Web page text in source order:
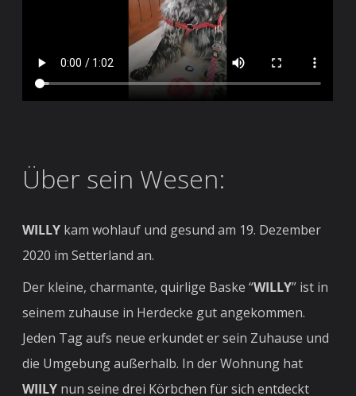
Über sein Wesen:
WILLY kam wohlauf und gesund am 19. Dezember
2020 im Setterland an.
Der kleine, charmante, quirlige Baske “WILLY” ist in
seinem zuhause in Herdecke gut angekommen.
Jeden Tag aufs neue erkundet er sein Zuhause und
die Umgebung außerhalb. In der Wohnung hat
WIILY nun seine drei Körbchen für sich entdeckt